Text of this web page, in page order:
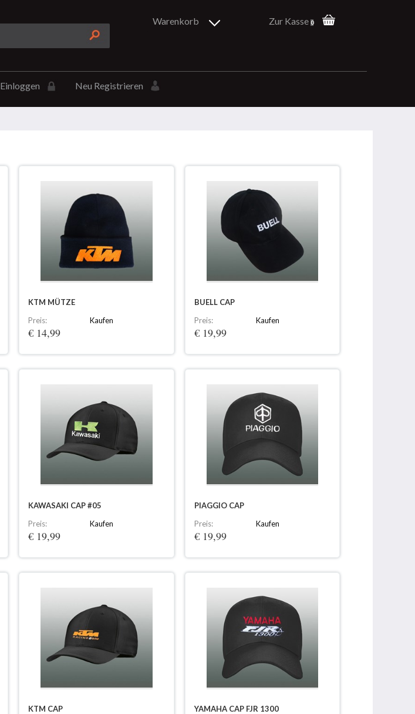
Warenkorb Zur Kasse 0
Einloggen Neu Registrieren
KTM MÜTZE
Preis:
€ 14,99
Kaufen
BUELL CAP
Preis:
€ 19,99
Kaufen
KAWASAKI CAP #05
Preis:
€ 19,99
Kaufen
PIAGGIO CAP
Preis:
€ 19,99
Kaufen
KTM CAP
YAMAHA CAP FJR 1300